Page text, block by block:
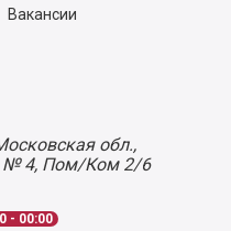
Вакансии
обл.,
№ 4, Пом/Ком 2/6
- 00:00